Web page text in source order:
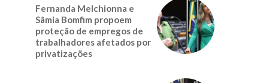
Fernanda Melchionna e
Sâmia Bomfim propoem
proteção de empregos de
trabalhadores afetados por
privatizações